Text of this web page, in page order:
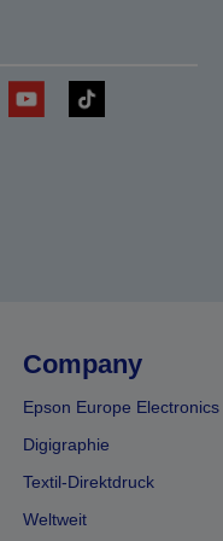
Company
Epson Europe Electronics
Digigraphie
Textil-Direktdruck
Weltweit